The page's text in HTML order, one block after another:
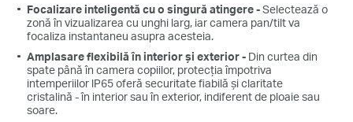
Focalizare inteligentă cu o singură atingere -Selectează o
zonă în vizualizarea cu unghi larg, iar camera pan/tilt va
focaliza instantaneu asupra acesteia.
Amplasare flexibilă în interior și exterior - Din curtea din
spate până în camera copiilor, protecția împotriva
intemperiilor lP65 oferăsecuritate fiabilă și claritate
cristalină - în interior sau în exterior, indiferent de ploaie sau
soare.